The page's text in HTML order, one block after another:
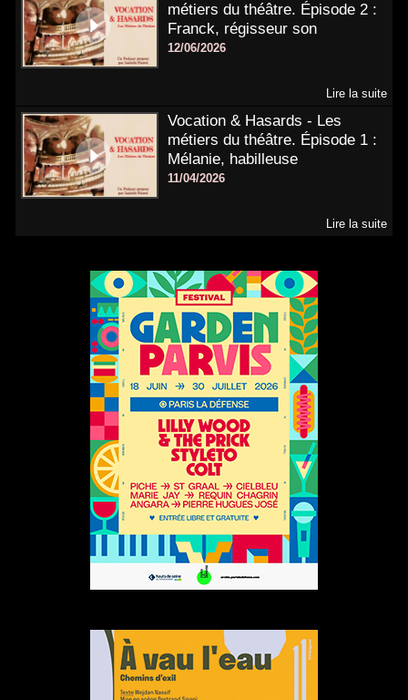
métiers du théâtre. Épisode 2 :
Franck, régisseur son
12/06/2026
Lire la suite
Vocation & Hasards - Les
métiers du théâtre. Épisode 1 :
Mélanie, habilleuse
11/04/2026
Lire la suite